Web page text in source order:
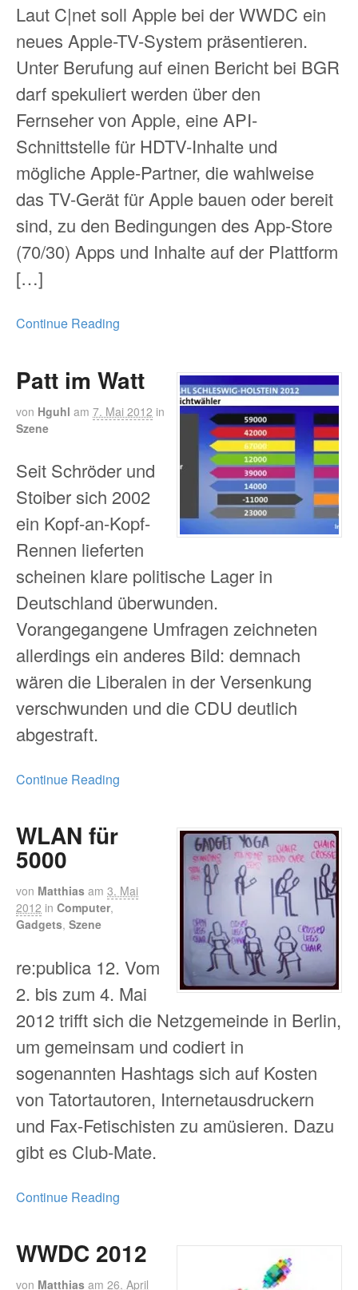
Laut C|net soll Apple bei der WWDC ein
neues Apple-TV-System präsentieren.
Unter Berufung auf einen Bericht bei BGR
darf spekuliert werden über den
Fernseher von Apple, eine API-
Schnittstelle für HDTV-Inhalte und
mögliche Apple-Partner, die wahlweise
das TV-Gerät für Apple bauen oder bereit
sind, zu den Bedingungen des App-Store
(70/30) Apps und Inhalte auf der Plattform
[…]
Continue Reading
Patt im Watt
von Hguhl am 7. Mai 2012 in
Szene
Seit Schröder und
Stoiber sich 2002
ein Kopf-an-Kopf-
Rennen lieferten
scheinen klare politische Lager in
Deutschland überwunden.
Vorangegangene Umfragen zeichneten
allerdings ein anderes Bild: demnach
wären die Liberalen in der Versenkung
verschwunden und die CDU deutlich
abgestraft.
Continue Reading
WLAN für
5000
von Matthias am 3. Mai
2012 in Computer,
Gadgets, Szene
re:publica 12. Vom
2. bis zum 4. Mai
2012 trifft sich die Netzgemeinde in Berlin,
um gemeinsam und codiert in
sogenannten Hashtags sich auf Kosten
von Tatortautoren, Internetausdruckern
und Fax-Fetischisten zu amüsieren. Dazu
gibt es Club-Mate.
Continue Reading
WWDC 2012
von Matthias am 26. April